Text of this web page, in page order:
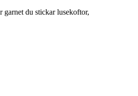
du stickar lusekoftor,